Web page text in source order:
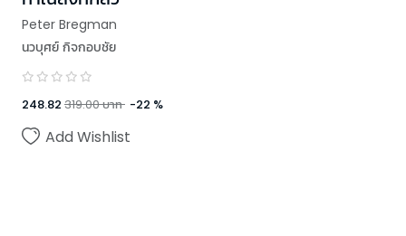
Peter Bregman
นวบุศย์ กิจกอบชัย
248.82 319.00บาท -22 %
Add Wishlist